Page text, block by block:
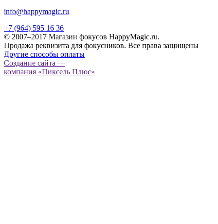
info@happymagic.ru
+7 (964) 595 16 36
© 2007–2017 Магазин фокусов HappyMagic.ru.
Продажа реквизита для фокусников. Все права защищены
Другие способы оплаты
Создание сайта —
компания «Пиксель Плюс»